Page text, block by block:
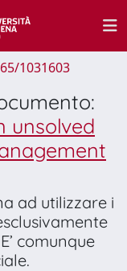
1031603
unsolved
ad utilizzare i
comunque